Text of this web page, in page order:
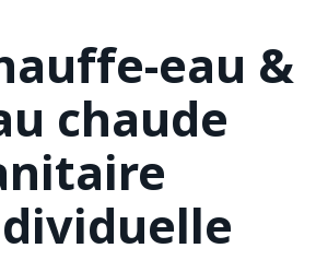
eau &
chaude